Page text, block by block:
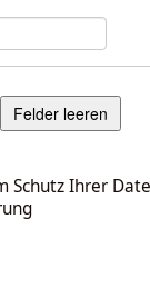
Schutz Ihrer